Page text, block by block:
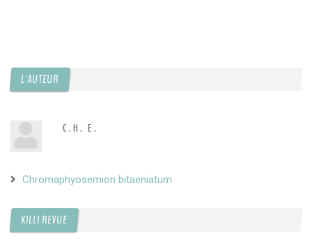
L'AUTEUR
C.H. E.
Chromaphyosemion bitaeniatum
KILLI REVUE